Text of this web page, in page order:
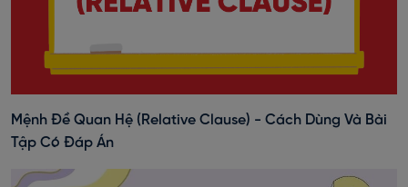
Mệnh Đề Quan Hệ (Relative Clause) - Cách Dùng Và Bài
Tập Có Đáp Án